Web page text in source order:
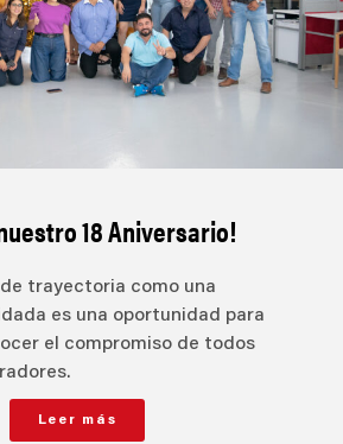
18 Aniversario!
de trayectoria como una
es una oportunidad para
el compromiso de todos
Leer más